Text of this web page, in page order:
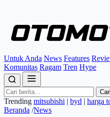
Untuk Anda News Features
Komunitas Ragam Tren Hype
Cari
Trending mitsubishi | byd | harga
Beranda /News